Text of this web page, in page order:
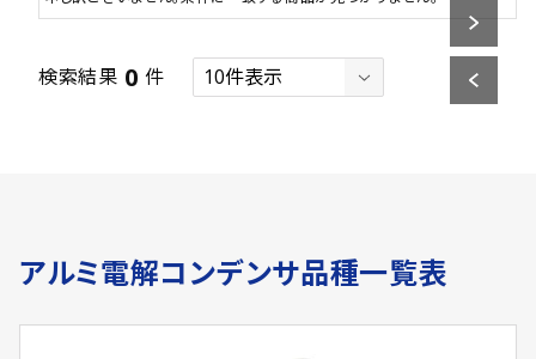
検索結果 0 件
アルミ電解コンデンサ品種一覧表